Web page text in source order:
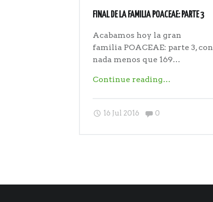
FINAL DE LA FAMILIA POACEAE: PARTE 3
Acabamos hoy la gran
familia POACEAE: parte 3, con
nada menos que 169…
Continue reading"Final
…
16 Jul 2016 Comments:
0